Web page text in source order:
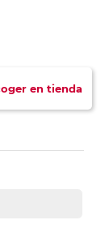
en tienda